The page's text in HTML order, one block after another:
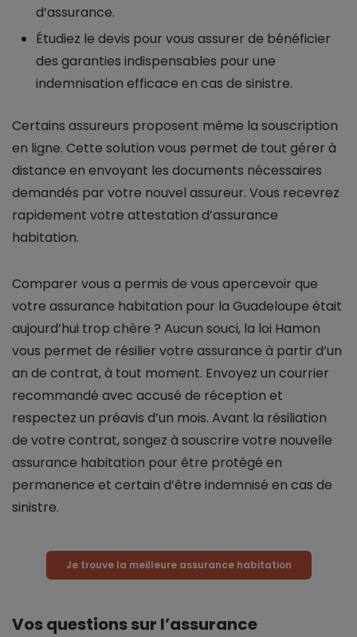
d’assurance.
Étudiez le devis pour vous assurer de bénéficier
des garanties indispensables pour une
indemnisation efficace en cas de sinistre.
Certains assureurs proposent même la souscription
en ligne. Cette solution vous permet de tout gérer à
distance en envoyant les documents nécessaires
demandés par votre nouvel assureur. Vous recevrez
rapidement votre attestation d’assurance
habitation.
Comparer vous a permis de vous apercevoir que
votre assurance habitation pour la Guadeloupe était
aujourd’hui trop chère ? Aucun souci, la loi Hamon
vous permet de résilier votre assurance à partir d’un
an de contrat, à tout moment. Envoyez un courrier
recommandé avec accusé de réception et
respectez un préavis d’un mois. Avant la résiliation
de votre contrat, songez à souscrire votre nouvelle
assurance habitation pour être protégé en
permanence et certain d’être indemnisé en cas de
sinistre.
Je trouve la meilleure assurance habitation
Vos questions sur l’assurance